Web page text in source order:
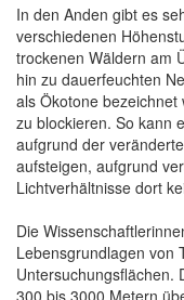
In den Anden gibt es
verschiedenen
trockenen Wäldern am
hin zu dauerfeuchten
als Ökotone
zu blockieren. So kann
aufgrund der
aufsteigen, aufgrund
Lichtverhältnisse dort
Die
Lebensgrundlagen von
Untersuchungsflächen.
300 bis 3000 Metern